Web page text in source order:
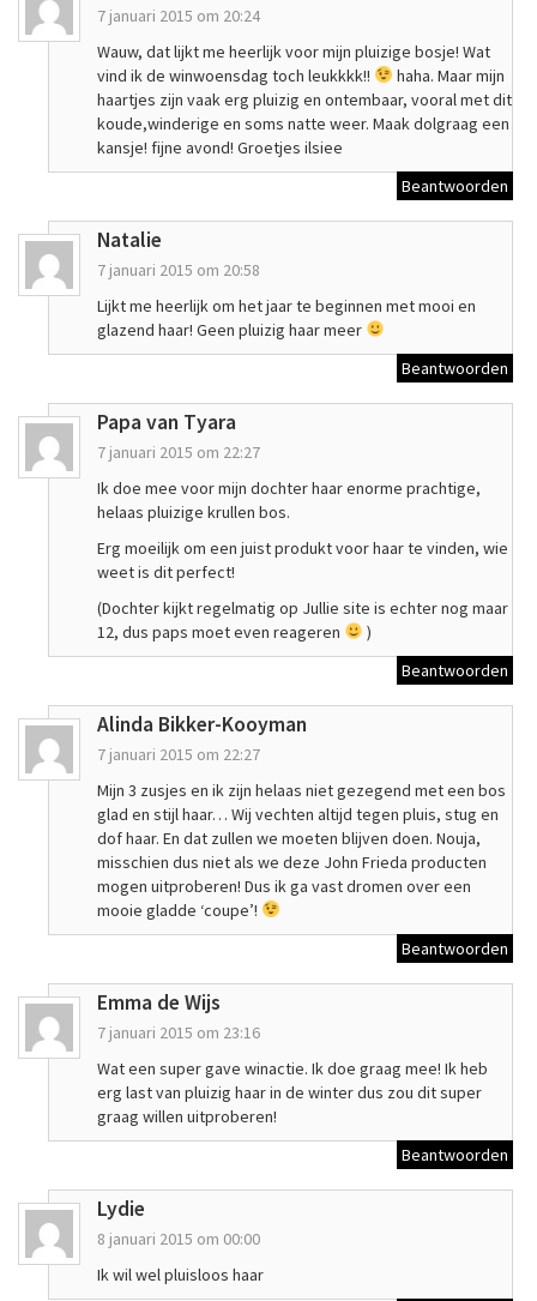
7 januari 2015 om 20:24
Wauw, dat lijkt me heerlijk voor mijn pluizige bosje! Wat
vind ik de winwoensdag toch leukkkk!!
haha. Maar mijn
haartjes zijn vaak erg pluizig en ontembaar, vooral met dit
koude,winderige en soms natte weer. Maak dolgraag een
kansje! fijne avond! Groetjes ilsiee
Beantwoorden
Natalie
7 januari 2015 om 20:58
Lijkt me heerlijk om het jaar te beginnen met mooi en
glazend haar! Geen pluizig haar meer
Beantwoorden
Papa van Tyara
7 januari 2015 om 22:27
Ik doe mee voor mijn dochter haar enorme prachtige,
helaas pluizige krullen bos.
Erg moeilijk om een juist produkt voor haar te vinden, wie
weet is dit perfect!
(Dochter kijkt regelmatig op Jullie site is echter nog maar
12, dus paps moet even reageren
)
Beantwoorden
Alinda Bikker-Kooyman
7 januari 2015 om 22:27
Mijn 3 zusjes en ik zijn helaas niet gezegend met een bos
glad en stijl haar… Wij vechten altijd tegen pluis, stug en
dof haar. En dat zullen we moeten blijven doen. Nouja,
misschien dus niet als we deze John Frieda producten
mogen uitproberen! Dus ik ga vast dromen over een
mooie gladde ‘coupe’!
Beantwoorden
Emma de Wijs
7 januari 2015 om 23:16
Wat een super gave winactie. Ik doe graag mee! Ik heb
erg last van pluizig haar in de winter dus zou dit super
graag willen uitproberen!
Beantwoorden
Lydie
8 januari 2015 om 00:00
Ik wil wel pluisloos haar